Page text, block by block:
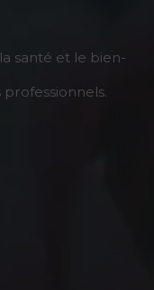
santé et le bien-